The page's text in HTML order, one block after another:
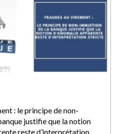
: le principe de non-
justifie que la notion
reste d’interprétation